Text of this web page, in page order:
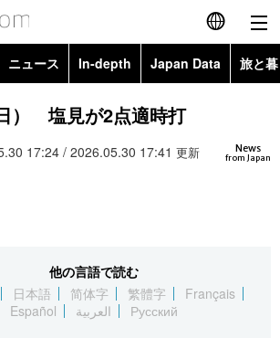
English
简体字
繁體字
العربية
ニュース In-depth Japan Data 旅と
Images
お知らせ
） 塩見が2点適時打
News
from Japan
17:24 / 2026.05.30 17:41 更新
他の言語で読む
日本語 简体字 繁體字
Français
Español
العربية Русский